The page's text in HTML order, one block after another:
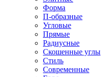
Форма
П-образные
Угловые
Прямые
Радиусные
Скошенные углы
Стиль
Современные